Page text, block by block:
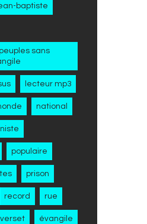
baptiste
sans
lecteur mp3
national
populaire
prison
record rue
verset évangile